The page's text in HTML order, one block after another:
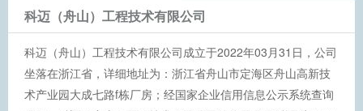
科迈（舟山）工程技术有限公司
科迈（舟山）工程技术有限公司成立于2022年03月31日，公司
坐落在浙江省，详细地址为：浙江省舟山市定海区舟山高新技
术产业园大成七路f栋厂房；经国家企业信用信息公示系统查询